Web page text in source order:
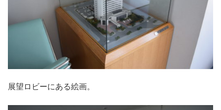
展望ロビーにある絵画。